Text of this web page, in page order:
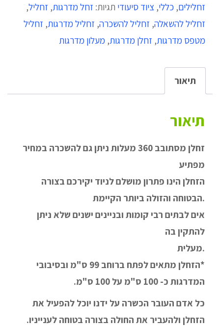
זחלילים, כללי, ציוד סיעודי תגיות: זחל מדרגות, זחליל,
זחליל להשאלה, זחליל להשכרה, זחליל מדרגות, זחליל
מטפס מדרגות, זחלן מדרגות, מעלון מדרגות
תיאור
תיאור
זחלן מסתובב 360 מעלות ניתן גם להשכרה במחיר
מפתיע
הזחלן הינו פתרון מושלם לניוד יקירכם בצורה
הבטוחה והזולה ביותר הקיימת.
להתקין בה
מעלית.
*הזחלן מתאים לפתח ברוחב 99 ס"מ ובסיבובי
המדרגות כ- 100 ס"מ על 100 ס"מ.
כל אדם העובר הכשרה על ידנו יוכל להפעיל את
הזחלן ולהעביר את החולה בצורה בטוחה לענייניו.